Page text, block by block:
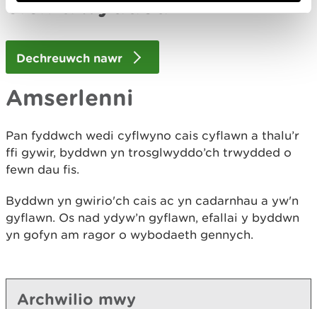
Dechreuwch nawr
Amserlenni
Pan fyddwch wedi cyflwyno cais cyflawn a thalu’r
ffi gywir, byddwn yn trosglwyddo’ch trwydded o
fewn dau fis.
Byddwn yn gwirio'ch cais ac yn cadarnhau a yw'n
gyflawn. Os nad ydyw’n gyflawn, efallai y byddwn
yn gofyn am ragor o wybodaeth gennych.
Archwilio mwy